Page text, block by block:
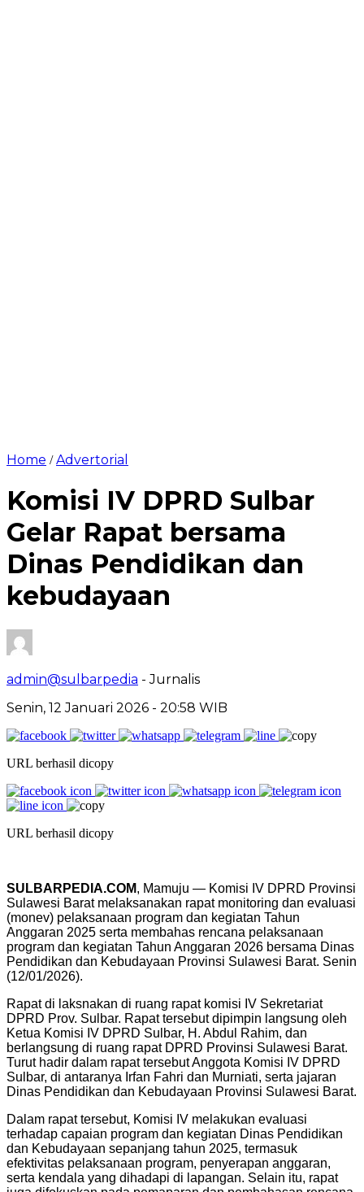
Home /Advertorial
Komisi IV DPRD Sulbar
Gelar Rapat bersama
Dinas Pendidikan dan
kebudayaan
admin@sulbarpedia - Jurnalis
Senin, 12 Januari 2026 - 20:58 WIB
URL berhasil dicopy
URL berhasil dicopy
SULBARPEDIA.COM, Mamuju — Komisi IV DPRD Provinsi
Sulawesi Barat melaksanakan rapat monitoring dan evaluasi
(monev) pelaksanaan program dan kegiatan Tahun
Anggaran 2025 serta membahas rencana pelaksanaan
program dan kegiatan Tahun Anggaran 2026 bersama Dinas
Pendidikan dan Kebudayaan Provinsi Sulawesi Barat. Senin
(12/01/2026).
Rapat di laksnakan di ruang rapat komisi IV Sekretariat
DPRD Prov. Sulbar. Rapat tersebut dipimpin langsung oleh
Ketua Komisi IV DPRD Sulbar, H. Abdul Rahim, dan
berlangsung di ruang rapat DPRD Provinsi Sulawesi Barat.
Turut hadir dalam rapat tersebut Anggota Komisi IV DPRD
Sulbar, di antaranya Irfan Fahri dan Murniati, serta jajaran
Dinas Pendidikan dan Kebudayaan Provinsi Sulawesi Barat.
Dalam rapat tersebut, Komisi IV melakukan evaluasi
terhadap capaian program dan kegiatan Dinas Pendidikan
dan Kebudayaan sepanjang tahun 2025, termasuk
efektivitas pelaksanaan program, penyerapan anggaran,
serta kendala yang dihadapi di lapangan. Selain itu, rapat